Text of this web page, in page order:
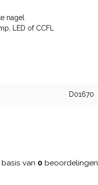
nagel
LED of CCFL
D01670
van 0 beoordelingen